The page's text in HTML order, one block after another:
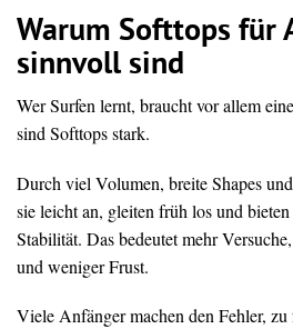
Warum Softtops für
sinnvoll sind
Wer Surfen lernt, braucht vor allem
sind Softtops stark.
Durch viel Volumen, breite Shapes
sie leicht an, gleiten früh los und
Stabilität. Das bedeutet mehr
und weniger Frust.
Viele Anfänger machen den Fehler,